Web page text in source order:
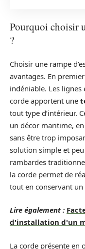
Pourquoi choisir
?
Choisir une rampe
avantages. En
indéniable. Les
corde apportent une
tout type d’intérieur.
un décor maritime,
sans être trop
solution simple et
rambardes
la corde permet de
tout en conservant
Lire également :
d'installation d'un
La corde présente en